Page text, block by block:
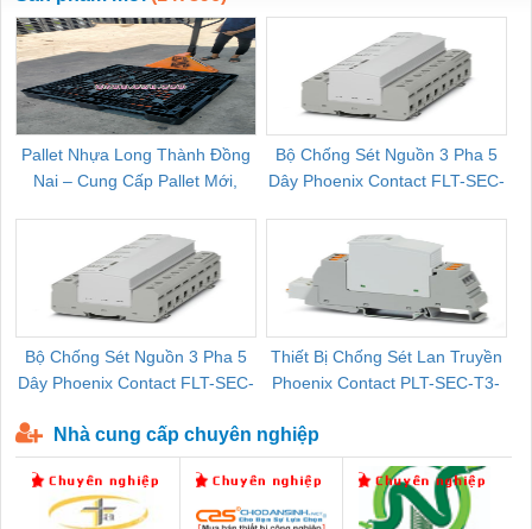
Pallet Nhựa Long Thành Đồng
Nai – Cung Cấp Pallet Mới,
Bộ Chống Sét Nguồn 3 Pha 5
Dây Phoenix Contact FLT-SEC-
Bộ Chống Sét Nguồn 3 Pha 5
Dây Phoenix Contact FLT-SEC-
Thiết Bị Chống Sét Lan Truyền
Phoenix Contact PLT-SEC-T3-
Nhà cung cấp chuyên nghiệp